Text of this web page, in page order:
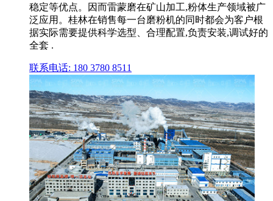
稳定等优点。因而雷蒙磨在矿山加工,粉体生产领域被广
泛应用。桂林在销售每一台磨粉机的同时都会为客户根
据实际需要提供科学选型、合理配置,负责安装,调试好的
全套 .
联系电话: 180 3780 8511